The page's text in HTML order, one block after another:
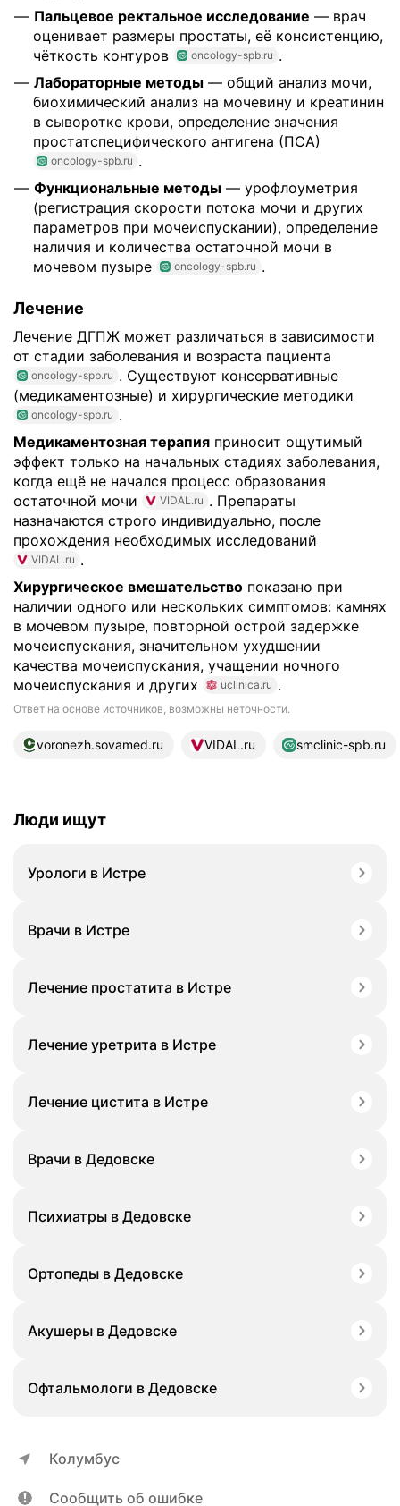
Пальцевое ректальное исследование — врач
оценивает размеры простаты, её консистенцию,
чёткость контуров
oncology-spb.ru .
Лабораторные методы — общий анализ мочи,
биохимический анализ на мочевину и креатинин
в сыворотке крови, определение значения
простатспецифического антигена (ПСА)
oncology-spb.ru .
Функциональные методы — урофлоуметрия
(регистрация скорости потока мочи и других
параметров при мочеиспускании), определение
наличия и количества остаточной мочи в
мочевом пузыре
oncology-spb.ru .
Лечение
Лечение ДГПЖ может различаться в зависимости
от стадии заболевания и возраста пациента
oncology-spb.ru . Существуют консервативные
(медикаментозные) и хирургические методики
oncology-spb.ru .
Медикаментозная терапия приносит ощутимый
эффект только на начальных стадиях заболевания,
когда ещё не начался процесс образования
остаточной мочи
VIDAL.ru . Препараты
назначаются строго индивидуально, после
прохождения необходимых исследований
VIDAL.ru .
Хирургическое вмешательство показано при
наличии одного или нескольких симптомов: камнях
в мочевом пузыре, повторной острой задержке
мочеиспускания, значительном ухудшении
качества мочеиспускания, учащении ночного
мочеиспускания и других
uclinica.ru .
Ответ на основе источников, возможны неточности.
13 источников
voronezh.sovamed.ru VIDAL.ru smclinic-spb.ru
Люди ищут
Урологи в Истре
Врачи в Истре
Лечение простатита в Истре
Лечение уретрита в Истре
Лечение цистита в Истре
Врачи в Дедовске
Психиатры в Дедовске
Ортопеды в Дедовске
Акушеры в Дедовске
Офтальмологи в Дедовске
Колумбус
Сообщить об ошибке